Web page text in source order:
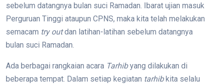
sebelum datangnya bulan suci Ramadan. Ibarat ujian masuk
Perguruan Tinggi ataupun CPNS, maka kita telah melakukan
semacam try outdan latihan-latihan sebelum datangnya
bulan suci Ramadan.
Ada berbagai rangkaian acara Tarhibyang dilakukan di
beberapa tempat. Dalam setiap kegiatan tarhibkita selalu